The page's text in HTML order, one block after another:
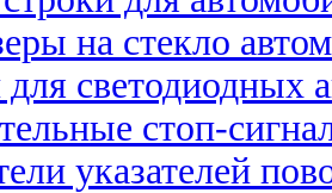
на стекло
светодиодных
стоп-
указателей